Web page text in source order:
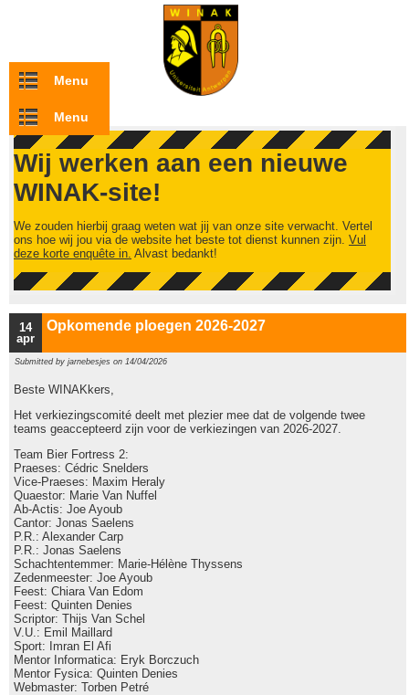
Overslaan en naar de inhoud gaan
Menu
Menu
Wij werken aan een nieuwe
WINAK-site!
We zouden hierbij graag weten wat jij van onze site verwacht. Vertel
ons hoe wij jou via de website het beste tot dienst kunnen zijn. Vul
deze korte enquête in. Alvast bedankt!
14
apr
Opkomende ploegen 2026-2027
Submitted by jarnebesjes on 14/04/2026
Beste WINAKkers,
Het verkiezingscomité deelt met plezier mee dat de volgende twee
teams geaccepteerd zijn voor de verkiezingen van 2026-2027.
Team Bier Fortress 2:
Praeses: Cédric Snelders
Vice-Praeses: Maxim Heraly
Quaestor: Marie Van Nuffel
Ab-Actis: Joe Ayoub
Cantor: Jonas Saelens
P.R.: Alexander Carp
P.R.: Jonas Saelens
Schachtentemmer: Marie-Hélène Thyssens
Zedenmeester: Joe Ayoub
Feest: Chiara Van Edom
Feest: Quinten Denies
Scriptor: Thijs Van Schel
V.U.: Emil Maillard
Sport: Imran El Afi
Mentor Informatica: Eryk Borczuch
Mentor Fysica: Quinten Denies
Webmaster: Torben Petré